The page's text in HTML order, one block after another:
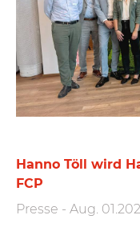
Hanno Töll wird
FCP
Presse - Aug.